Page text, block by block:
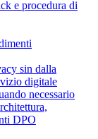
e procedura di
sin dalla
digitale
necessario
DPO